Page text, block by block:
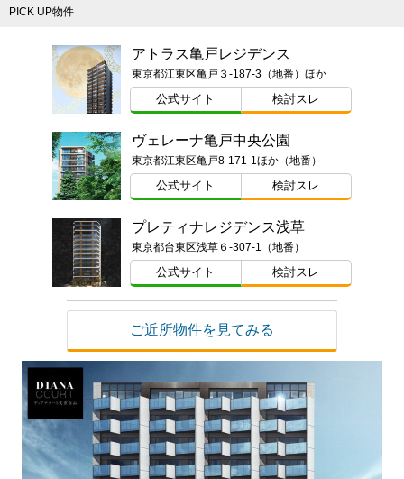
PICK UP物件
アトラス亀戸レジデンス
東京都江東区亀戸３-187-3（地番）ほか
公式サイト 検討スレ
ヴェレーナ亀戸中央公園
東京都江東区亀戸8-171-1ほか（地番）
公式サイト 検討スレ
プレティナレジデンス浅草
東京都台東区浅草６-307-1（地番）
公式サイト 検討スレ
ご近所物件を見てみる